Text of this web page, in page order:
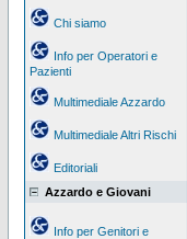
Chi siamo
Info per Operatori e
Pazienti
Multimediale Azzardo
Multimediale Altri Rischi
Editoriali
Azzardo e Giovani
Info per Genitori e